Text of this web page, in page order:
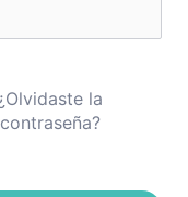
la
contraseña?